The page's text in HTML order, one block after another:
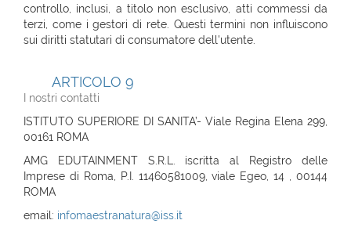
controllo, inclusi, a titolo non esclusivo, atti commessi da
terzi, come i gestori di rete. Questi termini non influiscono
sui diritti statutari di consumatore dell'utente.
ARTICOLO 9
I nostri contatti
ISTITUTO SUPERIORE DI SANITA’- Viale Regina Elena 299,
00161 ROMA
AMG EDUTAINMENT S.R.L. iscritta al Registro delle
Imprese di Roma, P.I. 11460581009, viale Egeo, 14 , 00144
ROMA
email: infomaestranatura@iss.it